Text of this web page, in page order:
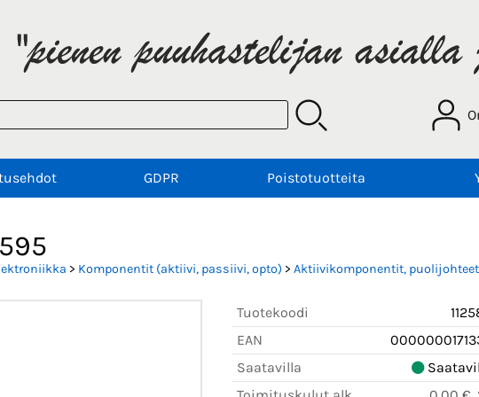
GDPR Poistotuotteita
> Komponentit (aktiivi, passiivi, opto) > Aktiivikomponentit, puolijohteet
Tuotekoodi
EAN
Saatavilla